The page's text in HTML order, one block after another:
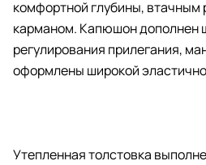
комфортной глубины, втачным
карманом. Капюшон дополнен
регулирования прилегания,
оформлены широкой
Утепленная толстовка